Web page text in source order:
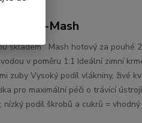
Super-Mash
skladem Mash hotový za pouhé
v poměru 1:1 Ideální zimní
zuby Vysoký podíl vlákniny, živé
pro maximální péči o trávící
nízký podíl škrobů a cukrů = vhodný